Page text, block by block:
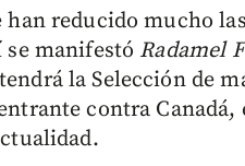
reducido mucho
manifestó Radamel
la Selección de
contra